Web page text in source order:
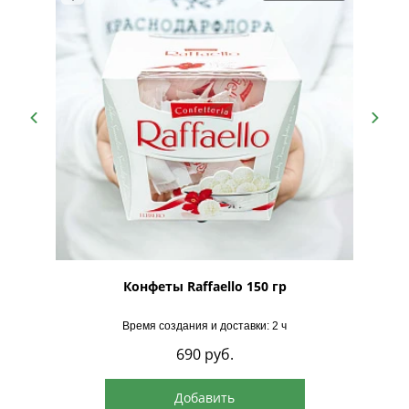
Конфеты Raffaello 150 гр
Время создания и доставки: 2 ч
690 руб.
Добавить